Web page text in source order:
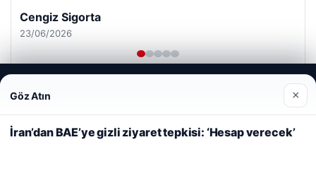
Cengiz Sigorta
23/06/2026
deneyiminizi kişiselleştirmek ve geliştirmek amacıyla çerezler
kullanıyoruz.Çerez Politikamız
Reddet Kabul Et
Göz Atın ×
İran’dan BAE’ye gizli ziyaret tepkisi: ‘Hesap verecek’